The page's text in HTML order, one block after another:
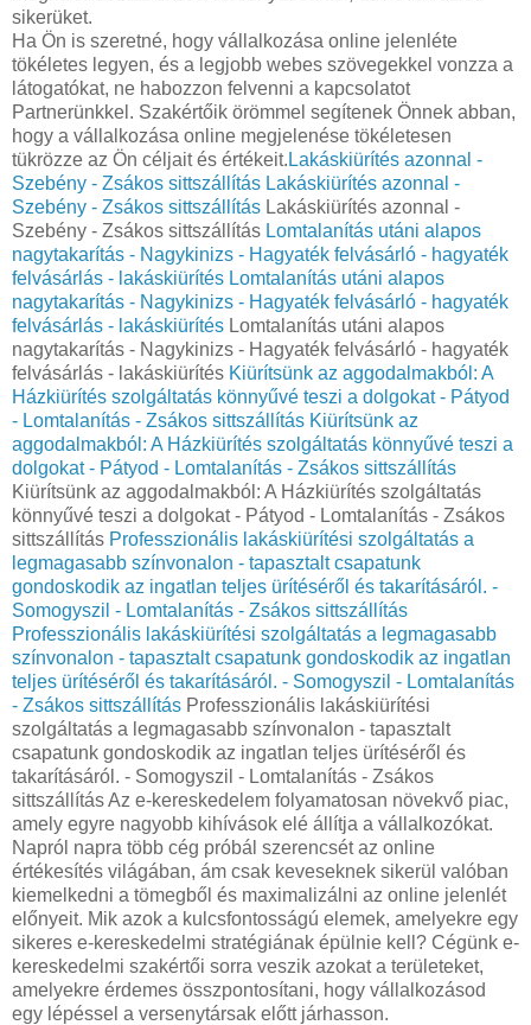
sikerüket.
Ha Ön is szeretné, hogy vállalkozása online jelenléte
tökéletes legyen, és a legjobb webes szövegekkel vonzza a
látogatókat, ne habozzon felvenni a kapcsolatot
Partnerünkkel. Szakértőik örömmel segítenek Önnek abban,
hogy a vállalkozása online megjelenése tökéletesen
tükrözze az Ön céljait és értékeit. Lakáskiürítés azonnal -
Szebény - Zsákos sittszállítás Lakáskiürítés azonnal -
Szebény - Zsákos sittszállítás Lakáskiürítés azonnal -
Szebény - Zsákos sittszállítás Lomtalanítás utáni alapos
nagytakarítás - Nagykinizs - Hagyaték felvásárló - hagyaték
felvásárlás - lakáskiürítés Lomtalanítás utáni alapos
nagytakarítás - Nagykinizs - Hagyaték felvásárló - hagyaték
felvásárlás - lakáskiürítés Lomtalanítás utáni alapos
nagytakarítás - Nagykinizs - Hagyaték felvásárló - hagyaték
felvásárlás - lakáskiürítés Kiürítsünk az aggodalmakból: A
Házkiürítés szolgáltatás könnyűvé teszi a dolgokat - Pátyod
- Lomtalanítás - Zsákos sittszállítás Kiürítsünk az
aggodalmakból: A Házkiürítés szolgáltatás könnyűvé teszi a
dolgokat - Pátyod - Lomtalanítás - Zsákos sittszállítás
Kiürítsünk az aggodalmakból: A Házkiürítés szolgáltatás
könnyűvé teszi a dolgokat - Pátyod - Lomtalanítás - Zsákos
sittszállítás Professzionális lakáskiürítési szolgáltatás a
legmagasabb színvonalon - tapasztalt csapatunk
gondoskodik az ingatlan teljes ürítéséről és takarításáról. -
Somogyszil - Lomtalanítás - Zsákos sittszállítás
Professzionális lakáskiürítési szolgáltatás a legmagasabb
színvonalon - tapasztalt csapatunk gondoskodik az ingatlan
teljes ürítéséről és takarításáról. - Somogyszil - Lomtalanítás
- Zsákos sittszállítás Professzionális lakáskiürítési
szolgáltatás a legmagasabb színvonalon - tapasztalt
csapatunk gondoskodik az ingatlan teljes ürítéséről és
takarításáról. - Somogyszil - Lomtalanítás - Zsákos
sittszállítás Az e-kereskedelem folyamatosan növekvő piac,
amely egyre nagyobb kihívások elé állítja a vállalkozókat.
Napról napra több cég próbál szerencsét az online
értékesítés világában, ám csak keveseknek sikerül valóban
kiemelkedni a tömegből és maximalizálni az online jelenlét
előnyeit. Mik azok a kulcsfontosságú elemek, amelyekre egy
sikeres e-kereskedelmi stratégiának épülnie kell? Cégünk e-
kereskedelmi szakértői sorra veszik azokat a területeket,
amelyekre érdemes összpontosítani, hogy vállalkozásod
egy lépéssel a versenytársak előtt járhasson.